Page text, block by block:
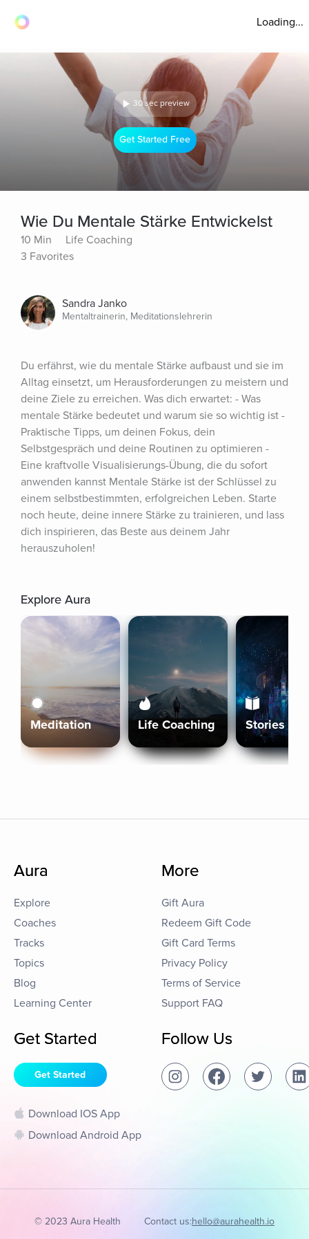
Loading...
30 sec preview
Get Started Free
Wie Du Mentale Stärke Entwickelst
10 Min
Life Coaching
3 Favorites
Sandra Janko
Mentaltrainerin, Meditationslehrerin
Du erfährst, wie du mentale Stärke aufbaust und sie im
Alltag einsetzt, um Herausforderungen zu meistern und
deine Ziele zu erreichen. Was dich erwartet: - Was
mentale Stärke bedeutet und warum sie so wichtig ist -
Praktische Tipps, um deinen Fokus, dein
Selbstgespräch und deine Routinen zu optimieren -
Eine kraftvolle Visualisierungs-Übung, die du sofort
anwenden kannst Mentale Stärke ist der Schlüssel zu
einem selbstbestimmten, erfolgreichen Leben. Starte
noch heute, deine innere Stärke zu trainieren, und lass
dich inspirieren, das Beste aus deinem Jahr
herauszuholen!
Explore Aura
Meditation Life Coaching Stories
Aura
Explore
Coaches
Tracks
Topics
Blog
Learning Center
More
Gift Aura
Redeem Gift Code
Gift Card Terms
Privacy Policy
Terms of Service
Support FAQ
Get Started
Get Started
Download IOS App
Download Android App
Follow Us
© 2023 Aura Health Contact us:hello@aurahealth.io